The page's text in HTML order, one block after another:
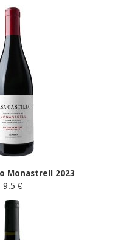
Monastrell 2023
9.5 €